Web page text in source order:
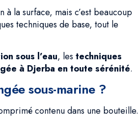
la surface, mais c’est beaucoup
techniques de base, tout le
sous l’eau, les techniques
à Djerba en toute sérénité.
sous-marine ?
contenu dans une bouteille.